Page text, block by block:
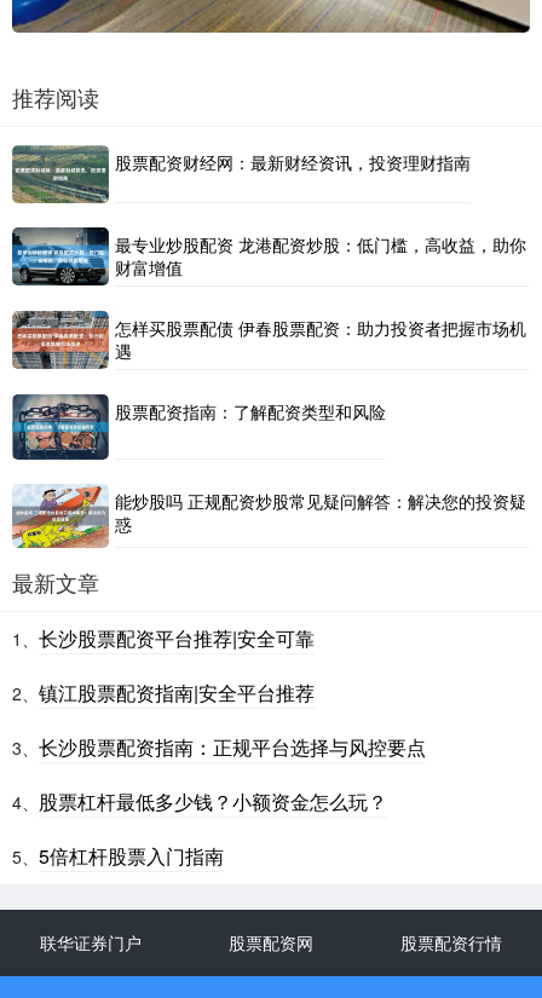
推荐阅读
股票配资财经网：最新财经资讯，投资理财指南
最专业炒股配资 龙港配资炒股：低门槛，高收益，助你
财富增值
怎样买股票配债 伊春股票配资：助力投资者把握市场机
遇
股票配资指南：了解配资类型和风险
能炒股吗 正规配资炒股常见疑问解答：解决您的投资疑
惑
最新文章
1、 长沙股票配资平台推荐|安全可靠
2、 镇江股票配资指南|安全平台推荐
3、 长沙股票配资指南：正规平台选择与风控要点
4、 股票杠杆最低多少钱？小额资金怎么玩？
5、 5倍杠杆股票入门指南
联华证券门户 股票配资网 股票配资行情